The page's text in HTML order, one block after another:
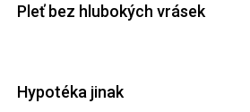
Pleť bez hlubokých vrásek
Hypotéka jinak